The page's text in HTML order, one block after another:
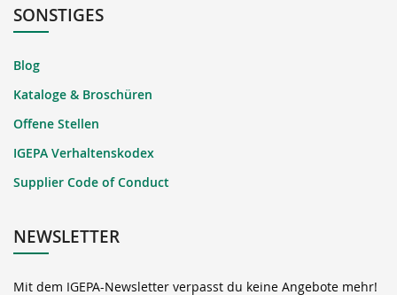
SONSTIGES
Blog
Kataloge & Broschüren
Offene Stellen
IGEPA Verhaltenskodex
Supplier Code of Conduct
NEWSLETTER
Mit dem IGEPA-Newsletter verpasst du keine Angebote mehr!